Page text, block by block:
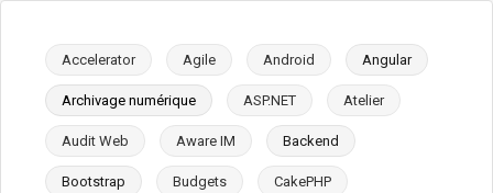
Accelerator Agile Android Angular
Archivage numérique ASP.NET Atelier
Audit Web Aware IM Backend
Bootstrap Budgets CakePHP